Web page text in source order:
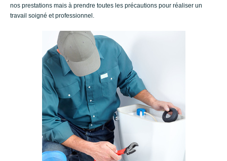
nos prestations mais à prendre toutes les précautions pour réaliser un
travail soigné et professionnel.